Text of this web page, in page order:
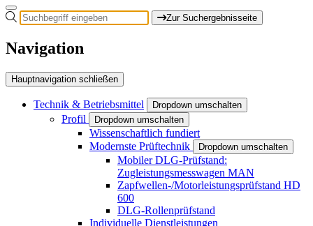
Zur Suchergebnisseite
Navigation
Hauptnavigation schließen
Technik & Betriebsmittel Dropdown umschalten
Profil Dropdown umschalten
Wissenschaftlich fundiert
Modernste Prüftechnik
Dropdown umschalten
Mobiler DLG-Prüfstand:
Zugleistungsmesswagen MAN
Zapfwellen-/Motorleistungsprüfstand HD
600
DLG-Rollenprüfstand
Individuelle Dienstleistungen